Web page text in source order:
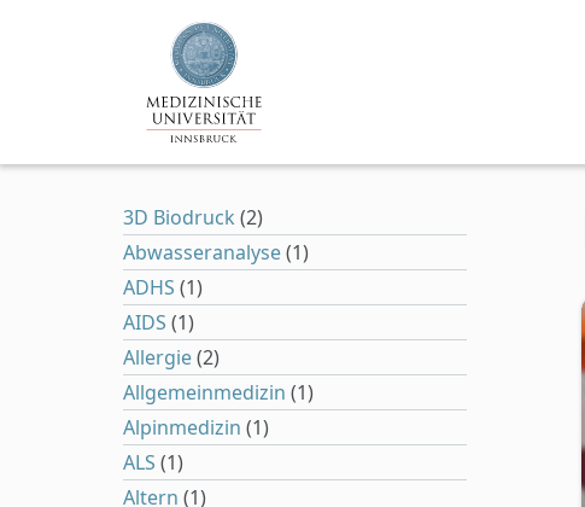
Zum Hauptinhalt springen
3D Biodruck (2)
Abwasseranalyse(1)
ADHS (1)
AIDS (1)
Allergie(2)
Allgemeinmedizin (1)
Alpinmedizin (1)
ALS (1)
Altern (1)